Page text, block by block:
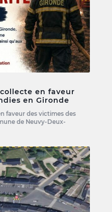
en faveur
en Gironde
faveur des victimes des
de Neuvy-Deux-